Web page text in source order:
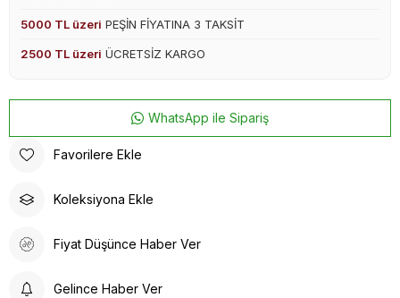
5000 TL üzeri PEŞİN FİYATINA 3 TAKSİT
2500 TL üzeri ÜCRETSİZ KARGO
WhatsApp ile Sipariş
Favorilere Ekle
Koleksiyona Ekle
Fiyat Düşünce Haber Ver
Gelince Haber Ver